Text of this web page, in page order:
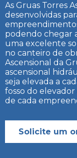
As Gruas Torres
desenvolvidas
podendo chegar
uma excelente
no canteiro de
Ascensional da
ascensional
seja elevada a
fosso do
de cada
Solicite um